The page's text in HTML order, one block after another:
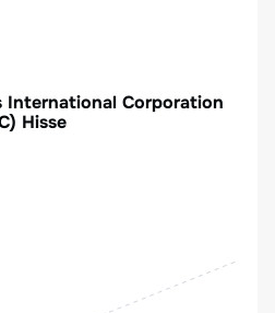
International Corporation
) Hisse